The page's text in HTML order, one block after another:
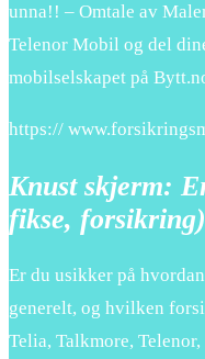
unna!! – Omtale av
Telenor Mobil og del
mobilselskapet på
https://
Knust skjerm:
fikse, forsikring)
Er du usikker på
generelt, og hvilken
Telia, Talkmore,